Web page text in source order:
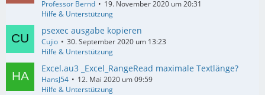
Professor Bernd
19. November 2020 um 20:31
Hilfe & Unterstützung
psexec ausgabe kopieren
Cujio
30. September 2020 um 13:23
Hilfe & Unterstützung
Excel.au3 _Excel_RangeRead maximale Textlänge?
HansJ54
12. Mai 2020 um 09:59
Hilfe & Unterstützung